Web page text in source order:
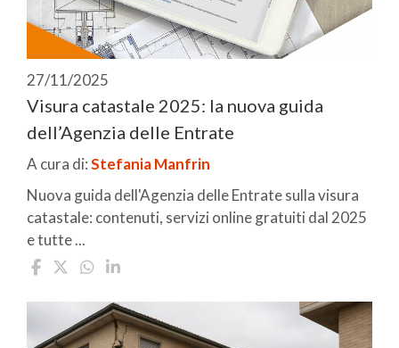
27/11/2025
Visura catastale 2025: la nuova guida
dell’Agenzia delle Entrate
A cura di:Stefania Manfrin
Nuova guida dell'Agenzia delle Entrate sulla visura
catastale: contenuti, servizi online gratuiti dal 2025
e tutte ...